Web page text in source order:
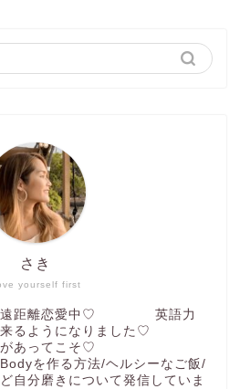
yourself first
さき
際遠距離恋愛中♡ 英語力
るようになりました♡
あってこそ♡
を作る方法/ヘルシーなご飯/
自分磨きについて発信していま